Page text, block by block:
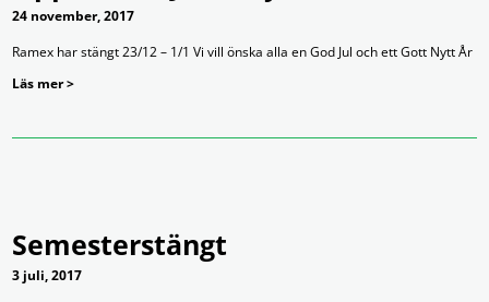
24 november, 2017
Ramex har stängt 23/12 – 1/1 Vi vill önska alla en God Jul och ett Gott Nytt År
Läs mer >
Semesterstängt
3 juli, 2017